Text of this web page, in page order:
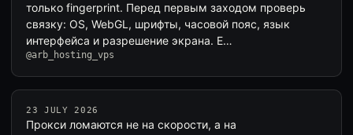
только fingerprint. Перед первым заходом проверь
связку: OS, WebGL, шрифты, часовой пояс, язык
интерфейса и разрешение экрана. Е…
@arb_hosting_vps
23 JULY 2026
Прокси ломаются не на скорости, а на